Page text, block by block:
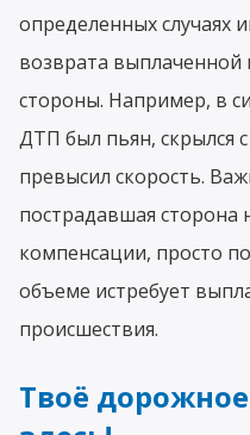
определенных случаях
возврата
стороны. Например, в
ДТП был пьян, скрылся
превысил скорость.
пострадавшая сторона
компенсации, просто
объеме истребует
происшествия.
Твоё